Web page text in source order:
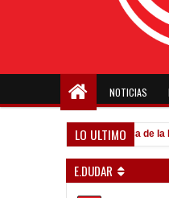
NOTICIAS
LO ULTIMO
Goleada histórica de la
E.DUDAR